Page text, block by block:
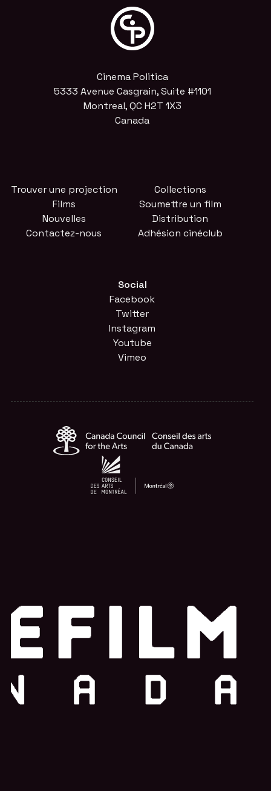
Cinema Politica
5333 Avenue Casgrain, Suite #1101
Montreal, QC H2T 1X3
Canada
Trouver une projection
Films
Nouvelles
Contactez-nous
Collections
Soumettre un film
Distribution
Adhésion cinéclub
Social
Facebook
Twitter
Instagram
Youtube
Vimeo